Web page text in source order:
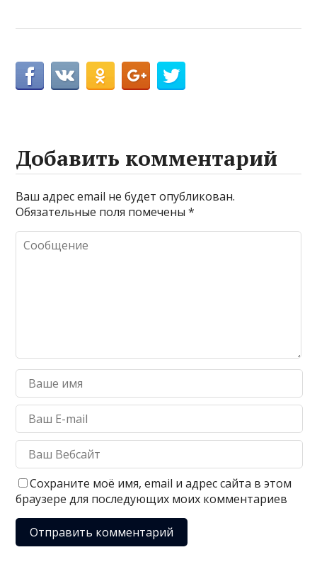
Добавить комментарий
Ваш адрес email не будет опубликован.
Обязательные поля помечены*
Сохраните моё имя, email и адрес сайта в этом
браузере для последующих моих комментариев